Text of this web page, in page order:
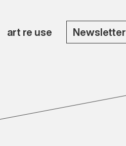
art re use Newsletter